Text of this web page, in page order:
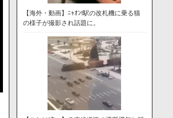
【海外・動画】ﾆｬｵﾝ!駅の改札機に乗る猫
の様子が撮影され話題に。